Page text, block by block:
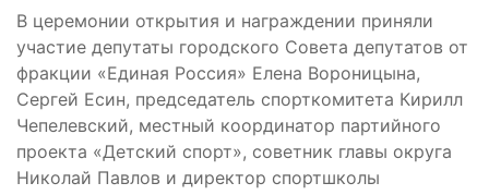
В церемонии открытия и награждении приняли
участие депутаты городского Совета депутатов от
фракции «Единая Россия» Елена Вороницына,
Сергей Есин, председатель спорткомитета Кирилл
Чепелевский, местный координатор партийного
проекта «Детский спорт», советник главы округа
Николай Павлов и директор спортшколы